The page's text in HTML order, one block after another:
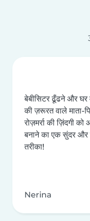
बेबीसिटर ढूँढने और घर
की ज़रूरत वाले माता-
रोज़मर्रा की ज़िंदगी
बनाने का एक सुंदर और
तरीका!
Nerina